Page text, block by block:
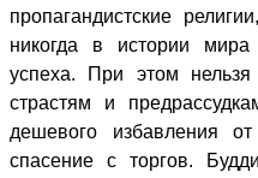
пропагандистские
никогда в истории мира
успеха. При этом нельзя
страстям и
дешевого избавления
спасение с торгов.